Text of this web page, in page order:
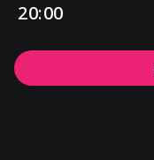
20:00